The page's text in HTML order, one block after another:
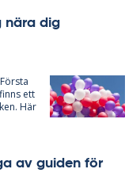
nära dig
ett
Här
av gui­den för